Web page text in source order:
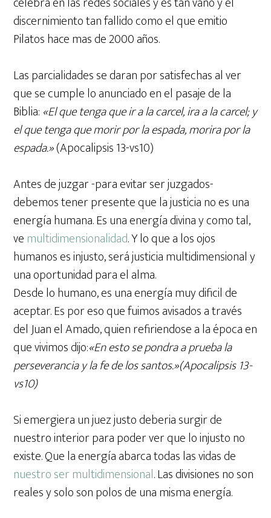
discernimiento tan fallido como el que emitio
Pilatos hace mas de 2000 años.
Las parcialidades se daran por satisfechas al ver
que se cumple lo anunciado en el pasaje de la
Biblia: «El que tenga que ir a la carcel, ira a la carcel; y
el que tenga que morir por la espada, morira por la
espada.»(Apocalipsis 13-vs10)
Antes de juzgar -para evitar ser juzgados-
debemos tener presente que la justicia no es una
energía humana. Es una energía divina y como tal,
ve multidimensionalidad. Y lo que a los ojos
humanos es injusto, será justicia multidimensional y
una oportunidad para el alma.
Desde lo humano, es una energía muy dificil de
aceptar. Es por eso que fuimos avisados a través
del Juan el Amado, quien refiriendose a la época en
que vivimos dijo:«En esto se pondra a prueba la
perseverancia y la fe de los santos.»(Apocalipsis 13-
vs10)
Si emergiera un juez justo deberia surgir de
nuestro interior para poder ver que lo injusto no
existe. Que la energía abarca todas las vidas de
nuestro ser multidimensional. Las divisiones no son
reales y solo son polos de una misma energía.